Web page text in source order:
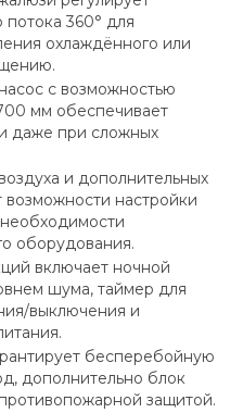
360° для
охлаждённого или
с возможностью
мм обеспечивает
даже при сложных
и дополнительных
настройки
оборудования.
включает ночной
шума, таймер для
выключения и
бесперебойную
дополнительно блок
защитой.